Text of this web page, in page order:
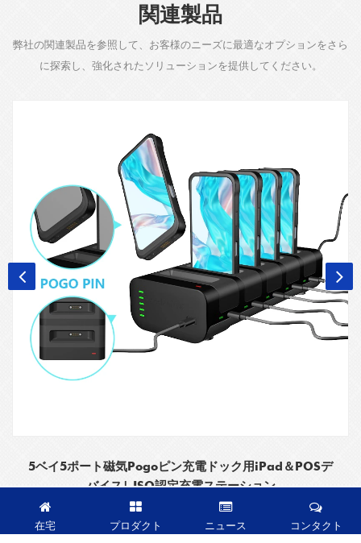
関連製品
弊社の関連製品を参照して、お客様のニーズに最適なオプションをさら
に探索し、強化されたソリューションを提供してください。
5ベイ5ポート磁気Pogoピン充電ドック用iPad＆POSデ
バイス| ISO認定充電ステーション
在宅 プロダクト ニュース コンタクト